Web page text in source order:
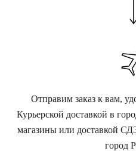
Отправим заказ к вам,
Курьерской доставкой в
магазины или доставкой
город